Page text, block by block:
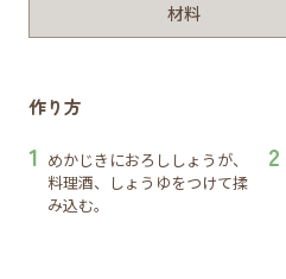
材料
作り方
めかじきにおろししょうが、
料理酒、しょうゆをつけて揉
み込む。